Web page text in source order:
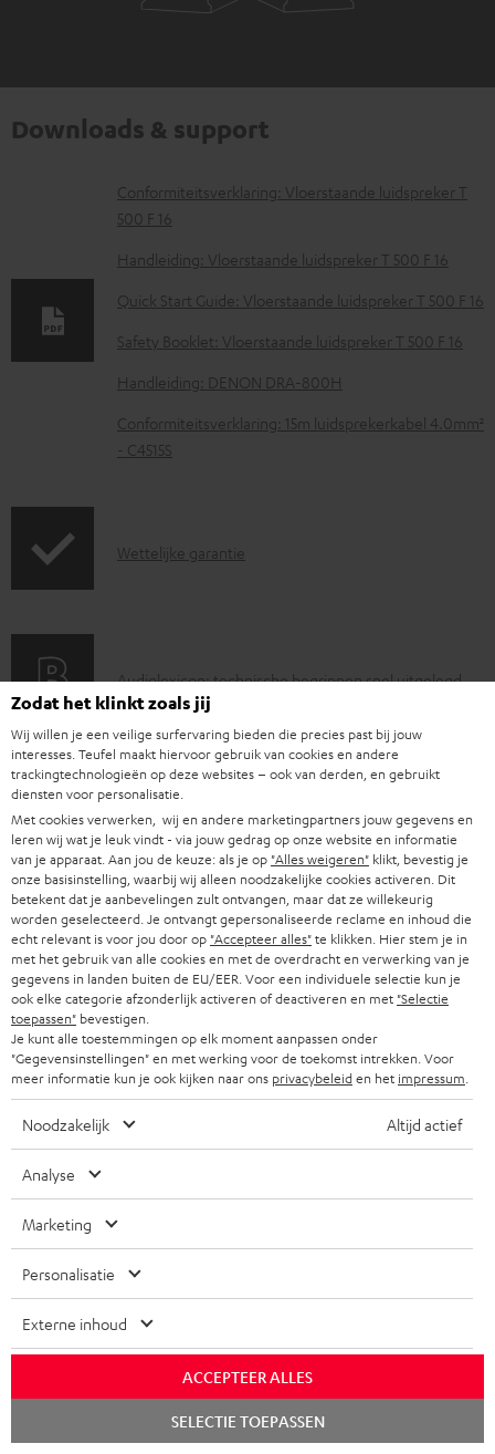
Downloads & support
D
o
w
n
o
a
d
d
u
t
e
n
Conformiteitsverklaring: Vloerstaande luidspreker T
500 F 16
Handleiding: Vloerstaande luidspreker T 500 F 16
Quick Start Guide: Vloerstaande luidspreker T 500 F 16
Safety Booklet: Vloerstaande luidspreker T 500 F 16
Handleiding: DENON DRA-800H
Conformiteitsverklaring: 15m luidsprekerkabel 4.0mm²
- C4515S
G
n
i
e
i
n
f
o
r
m
a
t
i
e
Wettelijke garantie
A
u
d
i
o
g
l
o
s
s
a
r
y
Audiolexicon: technische begrippen snel uitgelegd
C
o
n
t
a
c
t
i
n
f
o
r
a
t
e
Jouw persoonlijk koopadvies
+31 (0)20 8083195
Ma–vr 09:00–17:00 uur.
Weekend & Duitse feestdagen gesloten
Teufel support
Hier vind jeVeelgestelde vragen
Storefinder
Beleef onze producten live en van dichtbij. Kom
langs in een van onze stores.
Overzicht
Audio-expertise sinds 1979
Zodat het klinkt zoals jij
Wij willen je een veilige surfervaring bieden die precies past bij jouw
interesses. Teufel maakt hiervoor gebruik van cookies en andere
trackingtechnologieën op deze websites – ook van derden, en gebruikt
diensten voor personalisatie.
Met cookies verwerken, wij en andere marketingpartners jouw gegevens en
leren wij wat je leuk vindt - via jouw gedrag op onze website en informatie
van je apparaat. Aan jou de keuze: als je op "Alles weigeren" klikt, bevestig je
onze basisinstelling, waarbij wij alleen noodzakelijke cookies activeren. Dit
betekent dat je aanbevelingen zult ontvangen, maar dat ze willekeurig
worden geselecteerd. Je ontvangt gepersonaliseerde reclame en inhoud die
echt relevant is voor jou door op "Accepteer alles"te klikken. Hier stem je in
met het gebruik van alle cookies en met de overdracht en verwerking van je
gegevens in landen buiten de EU/EER. Voor een individuele selectie kun je
ook elke categorie afzonderlijk activeren of deactiveren en met "Selectie
toepassen" bevestigen.
Je kunt alle toestemmingen op elk moment aanpassen onder
"Gegevensinstellingen" en met werking voor de toekomst intrekken. Voor
meer informatie kun je ook kijken naar ons privacybeleiden het impressum
Noodzakelijk Altijd actief
Analyse
Marketing
Personalisatie
Externe inhoud
ACCEPTEER ALLES
SELECTIE TOEPASSEN